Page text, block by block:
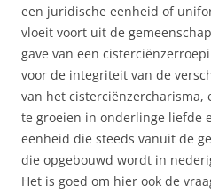
een juridische eenheid of
vloeit voort uit de
gave van een
voor de integriteit van de
van het cisterciënzercharisma,
te groeien in onderlinge liefde
eenheid die steeds vanuit de
die opgebouwd wordt in
Het is goed om hier ook de